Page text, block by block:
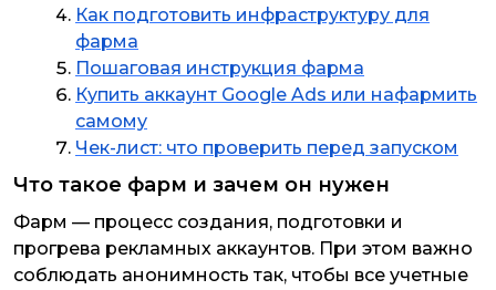
Как подготовить инфраструктуру для
фарма
Пошаговая инструкция фарма
Купить аккаунт Google Ads или нафармить
самому
Чек-лист: что проверить перед запуском
Что такое фарм и зачем он нужен
Фарм — процесс создания, подготовки и
прогрева рекламных аккаунтов. При этом важно
соблюдать анонимность так, чтобы все учетные